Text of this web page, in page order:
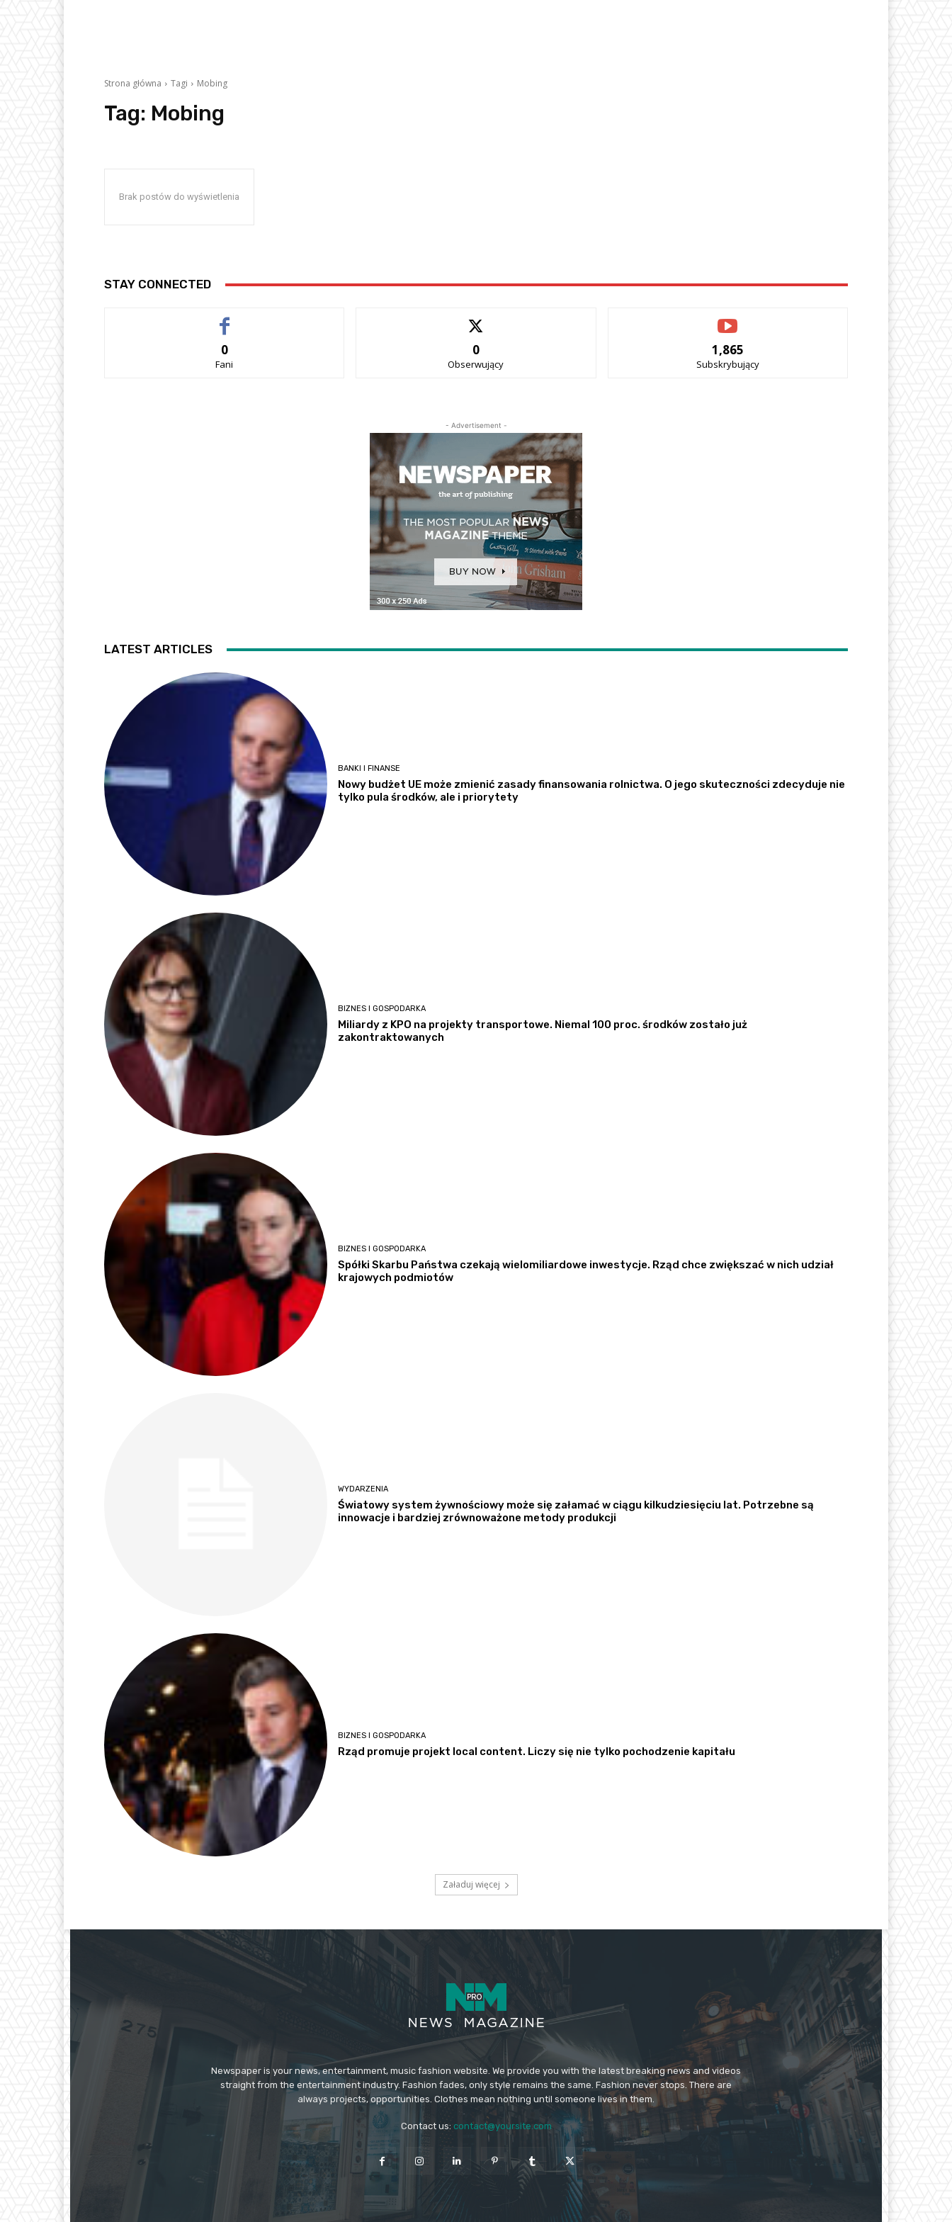
Strona główna Tagi Mobing
Tag: Mobing
Brak postów do wyświetlenia
STAY CONNECTED
0
Fani
0
Obserwujący
1,865
Subskrybujący
- Advertisement -
LATEST ARTICLES
BANKI I FINANSE
Nowy budżet UE może zmienić zasady finansowania rolnictwa. O jego skuteczności zdecyduje nie
tylko pula środków, ale i priorytety
BIZNES I GOSPODARKA
Miliardy z KPO na projekty transportowe. Niemal 100 proc. środków zostało już
zakontraktowanych
BIZNES I GOSPODARKA
Spółki Skarbu Państwa czekają wielomiliardowe inwestycje. Rząd chce zwiększać w nich udział
krajowych podmiotów
WYDARZENIA
Światowy system żywnościowy może się załamać w ciągu kilkudziesięciu lat. Potrzebne są
innowacje i bardziej zrównoważone metody produkcji
BIZNES I GOSPODARKA
Rząd promuje projekt local content. Liczy się nie tylko pochodzenie kapitału
Załaduj więcej
Newspaper is your news, entertainment, music fashion website. We provide you with the latest breaking news and videos
straight from the entertainment industry. Fashion fades, only style remains the same. Fashion never stops. There are
always projects, opportunities. Clothes mean nothing until someone lives in them.
Contact us: contact@yoursite.com